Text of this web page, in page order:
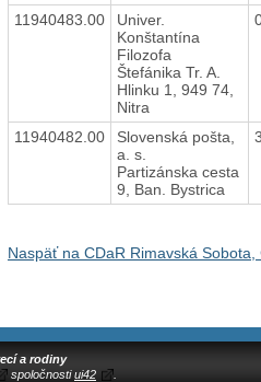
11940483.00
Univer.
Konštantína
Filozofa
Štefánika Tr. A.
Hlinku 1, 949 74,
Nitra
11940482.00
Slovenská pošta,
a. s.
Partizánska cesta
9, Ban. Bystrica
Naspäť na CDaR Rimavská
a rodiny
spoločnostiui42